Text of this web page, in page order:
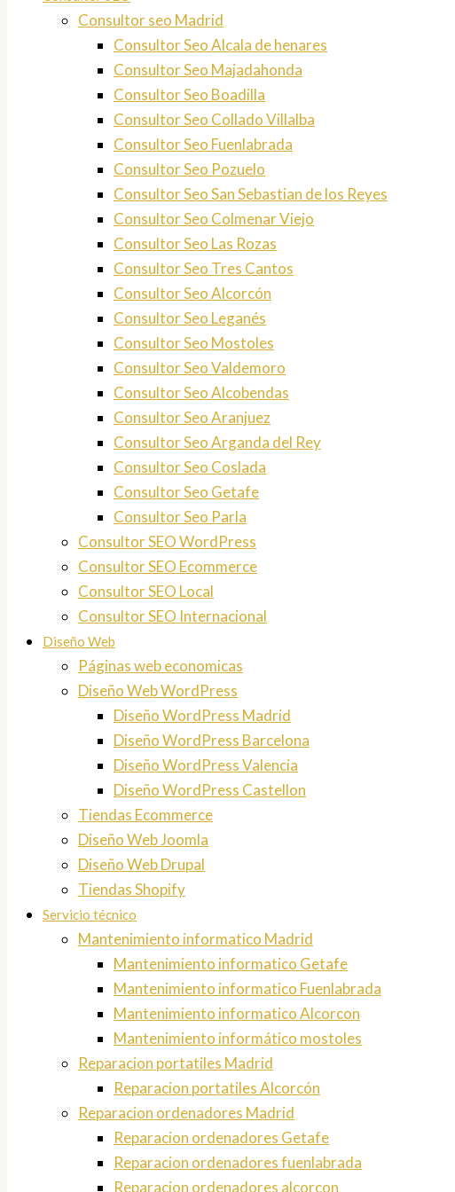
Consultor seo Madrid
Consultor Seo Alcala de henares
Consultor Seo Majadahonda
Consultor Seo Boadilla
Consultor Seo Collado Villalba
Consultor Seo Fuenlabrada
Consultor Seo Pozuelo
Consultor Seo San Sebastian de los Reyes
Consultor Seo Colmenar Viejo
Consultor Seo Las Rozas
Consultor Seo Tres Cantos
Consultor Seo Alcorcón
Consultor Seo Leganés
Consultor Seo Mostoles
Consultor Seo Valdemoro
Consultor Seo Alcobendas
Consultor Seo Aranjuez
Consultor Seo Arganda del Rey
Consultor Seo Coslada
Consultor Seo Getafe
Consultor Seo Parla
Consultor SEO WordPress
Consultor SEO Ecommerce
Consultor SEO Local
Consultor SEO Internacional
Diseño Web
Páginas web economicas
Diseño Web WordPress
Diseño WordPress Madrid
Diseño WordPress Barcelona
Diseño WordPress Valencia
Diseño WordPress Castellon
Tiendas Ecommerce
Diseño Web Joomla
Diseño Web Drupal
Tiendas Shopify
Servicio técnico
Mantenimiento informatico Madrid
Mantenimiento informatico Getafe
Mantenimiento informatico Fuenlabrada
Mantenimiento informatico Alcorcon
Mantenimiento informático mostoles
Reparacion portatiles Madrid
Reparacion portatiles Alcorcón
Reparacion ordenadores Madrid
Reparacion ordenadores Getafe
Reparacion ordenadores fuenlabrada
Reparacion ordenadores alcorcon